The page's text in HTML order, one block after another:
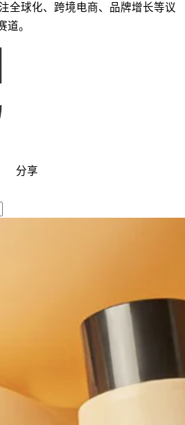
全球化、跨境电商、品牌增长等议
道。
分享